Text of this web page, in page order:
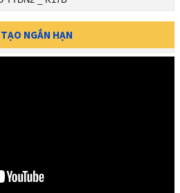
NGẮN HẠN